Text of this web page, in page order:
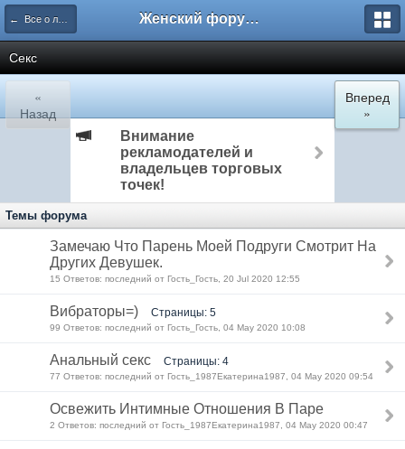
← Все о любви и отношениях Женский форум Челябинска "Будь счастливой!"
Секс
«
Назад
Вперед
»
Внимание
рекламодателей и
владельцев торговых
точек!
Темы форума
Замечаю Что Парень Моей Подруги Смотрит На
Других Девушек.
15 Ответов: последний от Гость_Гость, 20 Jul 2020 12:55
Вибраторы=) Страницы: 5
99 Ответов: последний от Гость_Гость, 04 May 2020 10:08
Анальный секс Страницы: 4
77 Ответов: последний от Гость_1987Екатерина1987, 04 May 2020 09:54
Освежить Интимные Отношения В Паре
2 Ответов: последний от Гость_1987Екатерина1987, 04 May 2020 00:47